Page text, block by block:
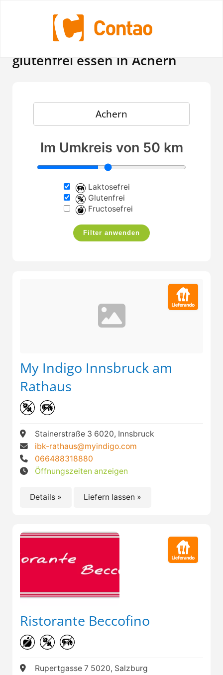
In Restaurants laktosefrei,
glutenfrei essen in Achern
Im Umkreis von 50 km
Laktosefrei
Glutenfrei
Fructosefrei
Filter anwenden
My Indigo Innsbruck am
Rathaus
Stainerstraße 3 6020, Innsbruck
ibk-rathaus@myindigo.com
066488318880
Öffnungszeiten anzeigen
Details » Liefern lassen »
Ristorante Beccofino
Rupertgasse 7 5020, Salzburg